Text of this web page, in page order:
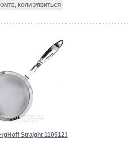
КОЛИ З'ЯВИТЬСЯ
Straight 1105123